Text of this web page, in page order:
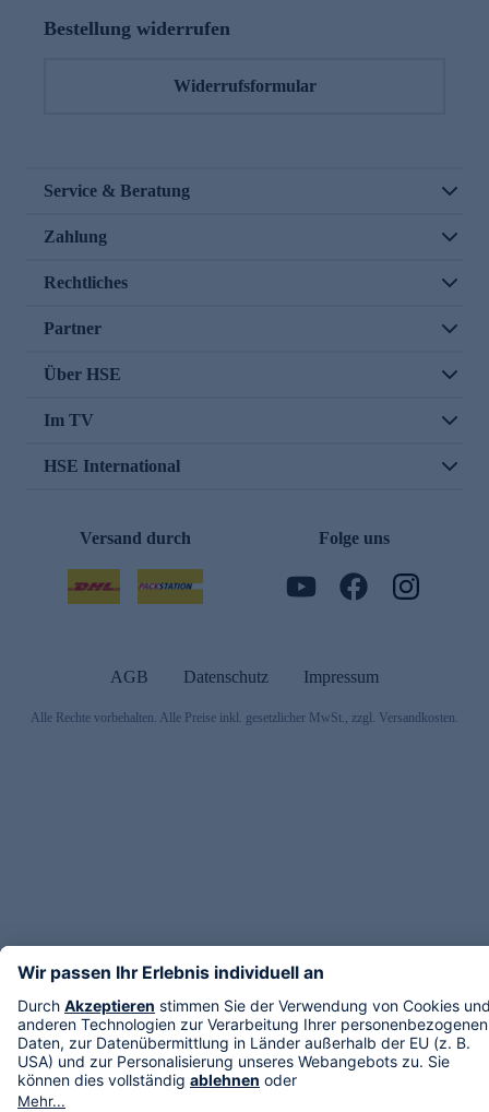
Bestellung widerrufen
Widerrufsformular
Service & Beratung
Zahlung
Rechtliches
Partner
Über HSE
Im TV
HSE International
Versand durch Folge uns
AGB Datenschutz Impressum
Alle Rechte vorbehalten. Alle Preise inkl. gesetzlicher MwSt., zzgl. Versandkosten.